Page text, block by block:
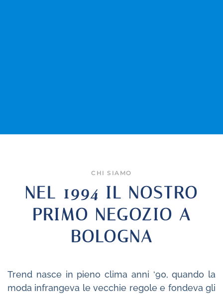
CHI SIAMO
NEL 1994 IL NOSTRO
PRIMO NEGOZIO A
BOLOGNA
Trend nasce in pieno clima anni ‘90, quando la
moda infrangeva le vecchie regole e fondeva gli